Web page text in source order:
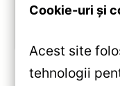
Cookie-uri și
Acest site
tehnologii